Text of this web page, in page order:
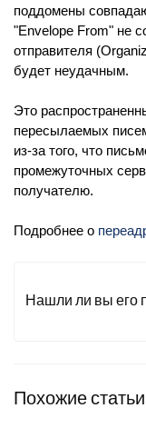
поддомены
"Envelope From" не
отправителя
будет неудачным.
Это
пересылаемых
из-за того, что
промежуточных
получателю.
Подробнее о
Нашли ли вы его
Похожие статьи